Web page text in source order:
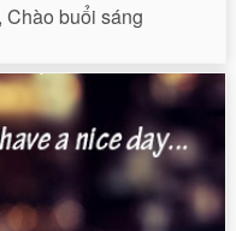
Chào buổi sáng